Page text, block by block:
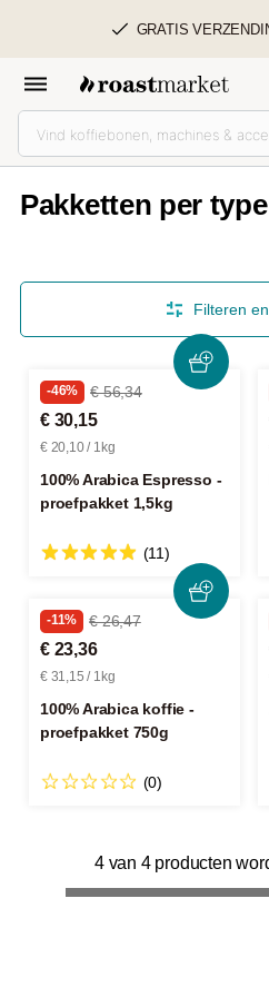
GRATIS
Pakketten per
Filteren
-46% € 56,34
€ 30,15
€ 20,10 / 1kg
100% Arabica Espresso -
proefpakket 1,5kg
(11)
-11% € 26,47
€ 23,36
€ 31,15 / 1kg
100% Arabica koffie -
proefpakket 750g
(0)
4 van 4 producten